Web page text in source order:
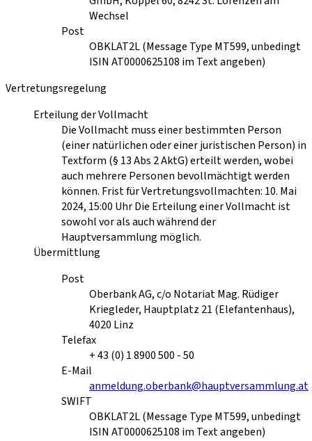
Wechsel
Post
OBKLAT2L (Message Type MT599, unbedingt
ISIN AT0000625108 im Text angeben)
Vertretungsregelung
Erteilung der Vollmacht
Die Vollmacht muss einer bestimmten Person
(einer natürlichen oder einer juristischen Person) in
Textform (§ 13 Abs 2 AktG) erteilt werden, wobei
auch mehrere Personen bevollmächtigt werden
können. Frist für Vertretungsvollmachten: 10. Mai
2024, 15:00 Uhr Die Erteilung einer Vollmacht ist
sowohl vor als auch während der
Hauptversammlung möglich.
Übermittlung
Post
Oberbank AG, c/o Notariat Mag. Rüdiger
Kriegleder, Hauptplatz 21 (Elefantenhaus),
4020 Linz
Telefax
+ 43 (0) 1 8900 500 - 50
E-Mail
anmeldung.oberbank@hauptversammlung.at
SWIFT
OBKLAT2L (Message Type MT599, unbedingt
ISIN AT0000625108 im Text angeben)